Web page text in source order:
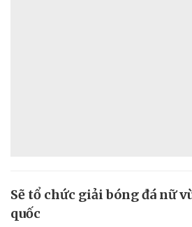
Sẽ tổ chức giải bóng đá nữ
quốc